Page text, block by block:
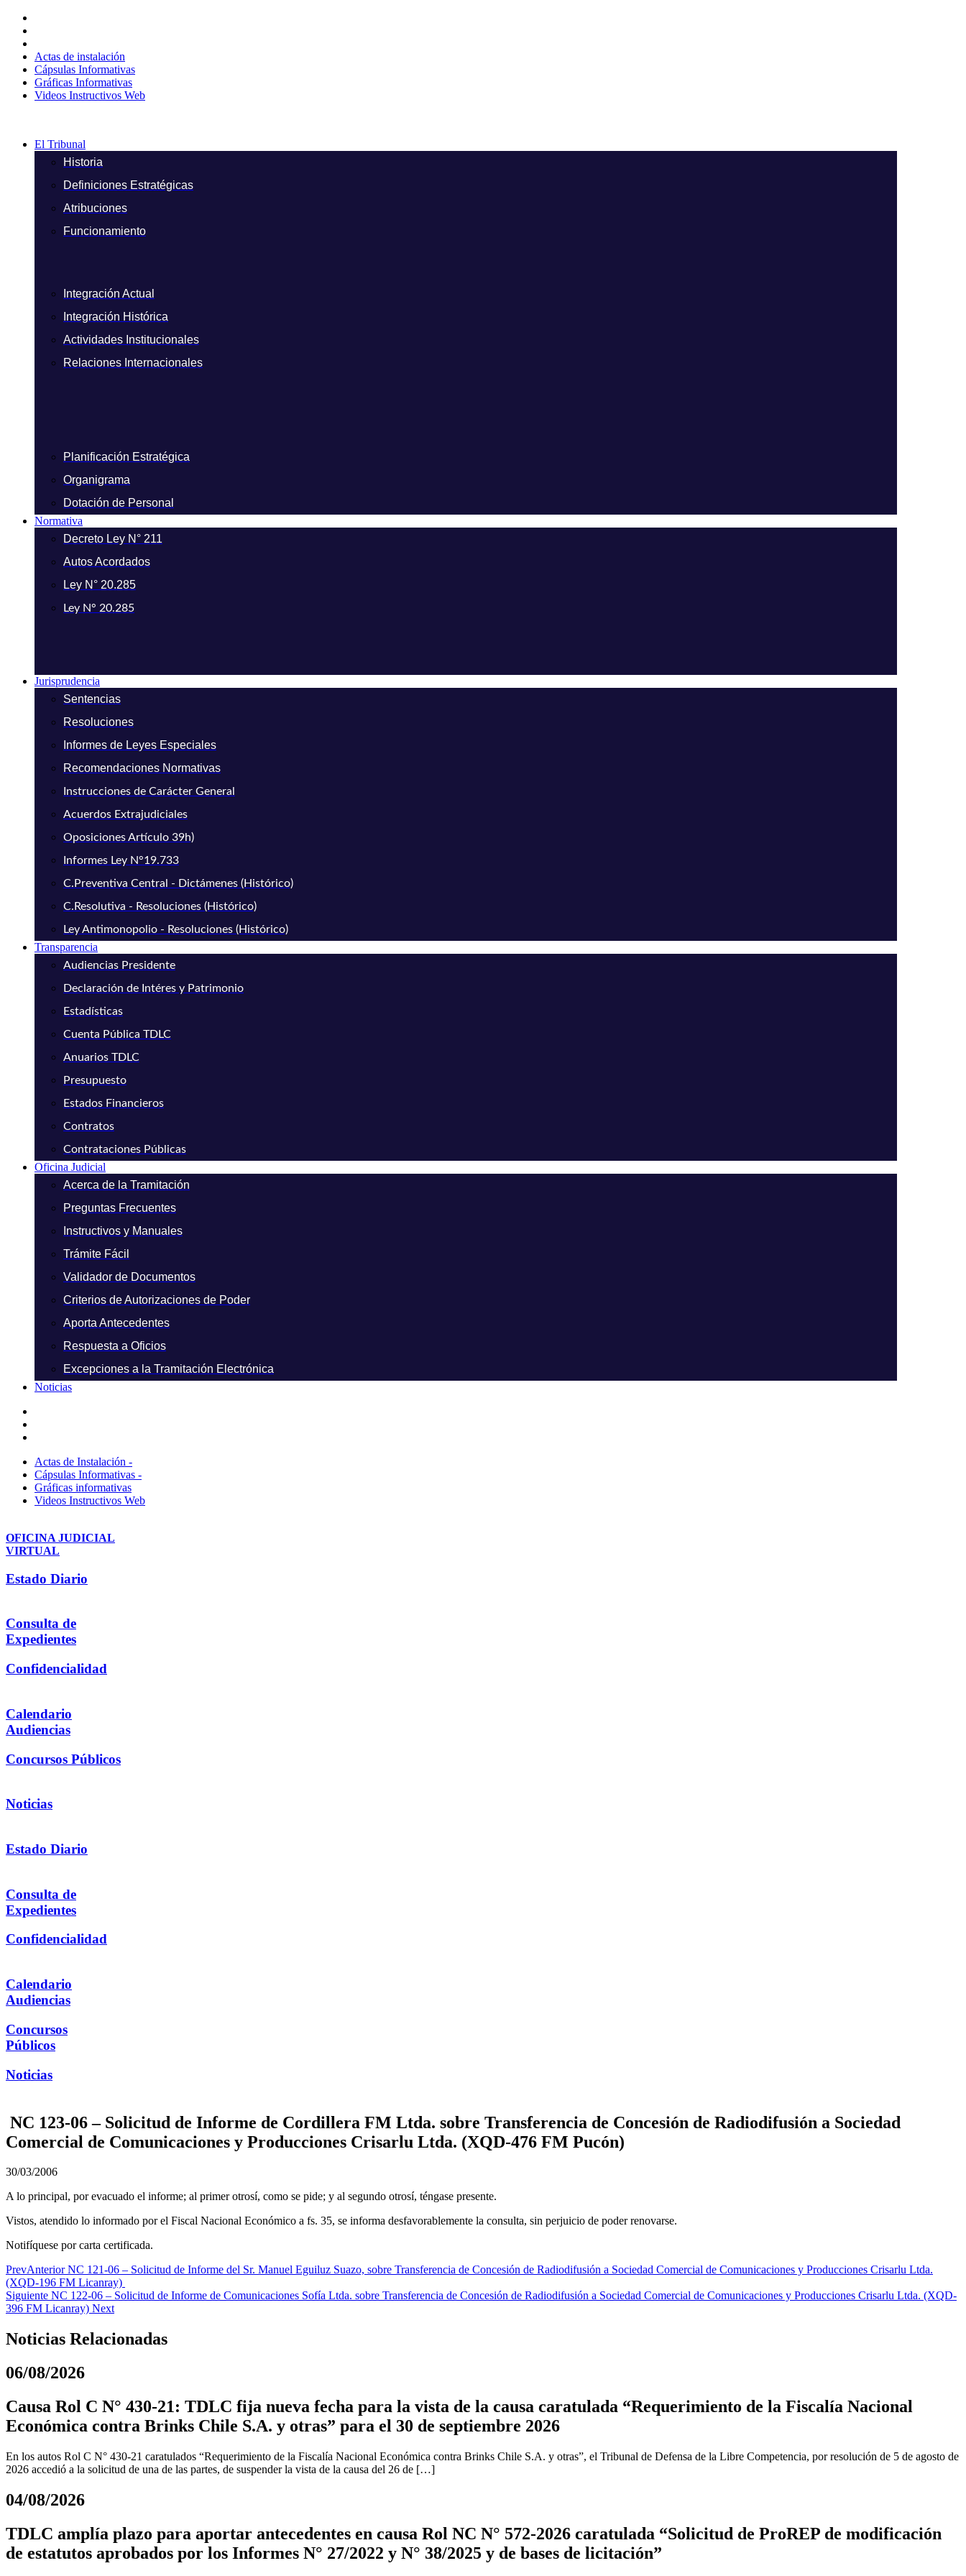
contenido
Actas de instalación
Cápsulas Informativas
Gráficas Informativas
Videos Instructivos Web
El Tribunal
Historia
Definiciones Estratégicas
Atribuciones
Funcionamiento
Integración Actual
Integración Histórica
Actividades Institucionales
Relaciones Internacionales
Planificación Estratégica
Organigrama
Dotación de Personal
Normativa
Decreto Ley N° 211
Autos Acordados
Ley N° 20.285
Ley N° 20.285
Jurisprudencia
Sentencias
Resoluciones
Informes de Leyes Especiales
Recomendaciones Normativas
Instrucciones de Carácter General
Acuerdos Extrajudiciales
Oposiciones Artículo 39h)
Informes Ley N°19.733
C.Preventiva Central - Dictámenes (Histórico)
C.Resolutiva - Resoluciones (Histórico)
Ley Antimonopolio - Resoluciones (Histórico)
Transparencia
Audiencias Presidente
Declaración de Intéres y Patrimonio
Estadísticas
Cuenta Pública TDLC
Anuarios TDLC
Presupuesto
Estados Financieros
Contratos
Contrataciones Públicas
Oficina Judicial
Acerca de la Tramitación
Preguntas Frecuentes
Instructivos y Manuales
Trámite Fácil
Validador de Documentos
Criterios de Autorizaciones de Poder
Aporta Antecedentes
Respuesta a Oficios
Excepciones a la Tramitación Electrónica
Noticias
Actas de Instalación -
Cápsulas Informativas -
Gráficas informativas
Videos Instructivos Web
OFICINA JUDICIAL
VIRTUAL
Estado Diario
Consulta de
Expedientes
Confidencialidad
Calendario
Audiencias
Concursos Públicos
Noticias
Estado Diario
Consulta de
Expedientes
Confidencialidad
Calendario
Audiencias
Concursos
Públicos
Noticias
NC 123-06 – Solicitud de Informe de Cordillera FM Ltda. sobre Transferencia de Concesión de Radiodifusión a Sociedad
Comercial de Comunicaciones y Producciones Crisarlu Ltda. (XQD-476 FM Pucón)
30/03/2006
A lo principal, por evacuado el informe; al primer otrosí, como se pide; y al segundo otrosí, téngase presente.
Vistos, atendido lo informado por el Fiscal Nacional Económico a fs. 35, se informa desfavorablemente la consulta, sin perjuicio de poder renovarse.
Notifíquese por carta certificada.
PrevAnteriorNC 121-06 – Solicitud de Informe del Sr. Manuel Eguiluz Suazo, sobre Transferencia de Concesión de Radiodifusión a Sociedad Comercial de Comunicaciones y Producciones Crisarlu Ltda.
(XQD-196 FM Licanray)
Siguiente NC 122-06 – Solicitud de Informe de Comunicaciones Sofía Ltda. sobre Transferencia de Concesión de Radiodifusión a Sociedad Comercial de Comunicaciones y Producciones Crisarlu Ltda. (XQD-
396 FM Licanray) Next
Noticias Relacionadas
06/08/2026
Causa Rol C N° 430-21: TDLC fija nueva fecha para la vista de la causa caratulada “Requerimiento de la Fiscalía Nacional
Económica contra Brinks Chile S.A. y otras” para el 30 de septiembre 2026
En los autos Rol C N° 430-21 caratulados “Requerimiento de la Fiscalía Nacional Económica contra Brinks Chile S.A. y otras”, el Tribunal de Defensa de la Libre Competencia, por resolución de 5 de agosto de
2026 accedió a la solicitud de una de las partes, de suspender la vista de la causa del 26 de […]
04/08/2026
TDLC amplía plazo para aportar antecedentes en causa Rol NC N° 572-2026 caratulada “Solicitud de ProREP de modificación
de estatutos aprobados por los Informes N° 27/2022 y N° 38/2025 y de bases de licitación”